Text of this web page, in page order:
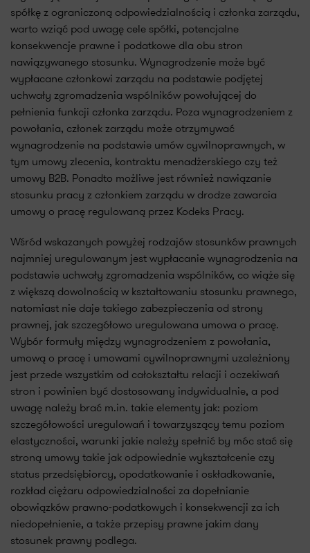
spółkę z ograniczoną odpowiedzialnością i członka zarządu,
warto wziąć pod uwagę cele spółki, potencjalne
konsekwencje prawne i podatkowe dla obu stron
nawiązywanego stosunku. Wynagrodzenie może być
wypłacane członkowi zarządu na podstawie podjętej
uchwały zgromadzenia wspólników powołującej do
pełnienia funkcji członka zarządu. Poza wynagrodzeniem z
powołania, członek zarządu może otrzymywać
wynagrodzenie na podstawie umów cywilnoprawnych, w
tym umowy zlecenia, kontraktu menadżerskiego czy też
umowy B2B. Ponadto możliwe jest również nawiązanie
stosunku pracy z członkiem zarządu w drodze zawarcia
umowy o pracę regulowaną przez Kodeks Pracy.
Wśród wskazanych powyżej rodzajów stosunków prawnych
najmniej uregulowanym jest wypłacanie wynagrodzenia na
podstawie uchwały zgromadzenia wspólników, co wiąże się
z większą dowolnością w kształtowaniu stosunku prawnego,
natomiast nie daje takiego zabezpieczenia od strony
prawnej, jak szczegółowo uregulowana umowa o pracę.
Wybór formuły między wynagrodzeniem z powołania,
umową o pracę i umowami cywilnoprawnymi uzależniony
jest przede wszystkim od całokształtu relacji i oczekiwań
stron i powinien być dostosowany indywidualnie, a pod
uwagę należy brać m.in. takie elementy jak: poziom
szczegółowości uregulowań i towarzyszący temu poziom
elastyczności, warunki jakie należy spełnić by móc stać się
stroną umowy takie jak odpowiednie wykształcenie czy
status przedsiębiorcy, opodatkowanie i oskładkowanie,
rozkład ciężaru odpowiedzialności za dopełnianie
obowiązków prawno-podatkowych i konsekwencji za ich
niedopełnienie, a także przepisy prawne jakim dany
stosunek prawny podlega.